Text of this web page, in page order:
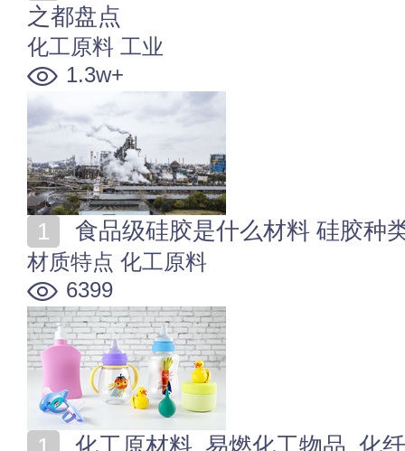
之都盘点
化工原料 工业
1.3w+
食品级硅胶是什么材料 硅胶种
材质特点 化工原料
6399